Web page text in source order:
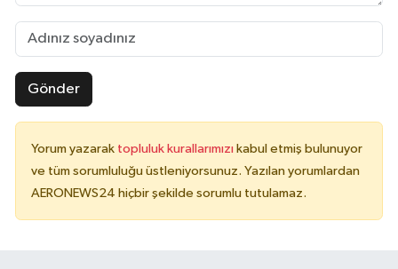
Gönder
Yorum yazarak topluluk kurallarımızı kabul etmiş bulunuyor
ve tüm sorumluluğu üstleniyorsunuz. Yazılan yorumlardan
AERONEWS24 hiçbir şekilde sorumlu tutulamaz.